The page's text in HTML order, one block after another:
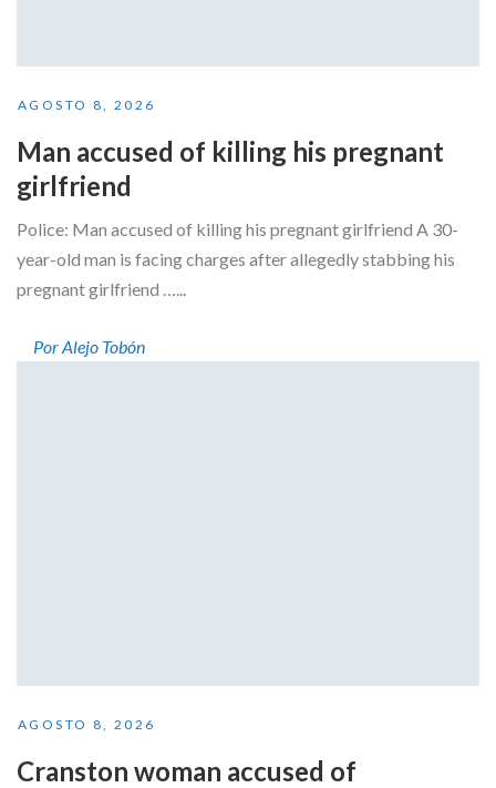
AGOSTO 8, 2026
Man accused of killing his pregnant
girlfriend
Police: Man accused of killing his pregnant girlfriend A 30-
year-old man is facing charges after allegedly stabbing his
pregnant girlfriend …...
Por Alejo Tobón
AGOSTO 8, 2026
Cranston woman accused of